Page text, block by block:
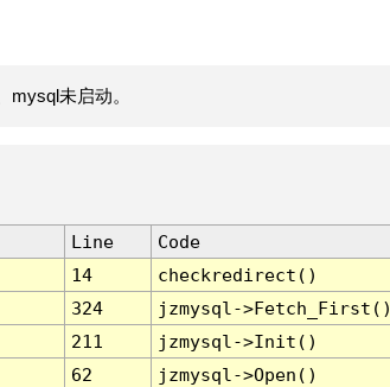
未启动。
Line
Code
14
checkredirect()
324
jzmysql-
211
jzmysql->Init()
62
jzmysql->Open()